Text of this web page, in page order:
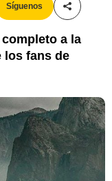
Síguenos
a la
los fans de